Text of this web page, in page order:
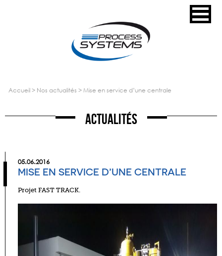
accueil> nos actualités > mise en service d’une centrale
Actualités
05.06.2016
MISE EN SERVICE D’UNE CENTRALE
Projet FAST TRACK.